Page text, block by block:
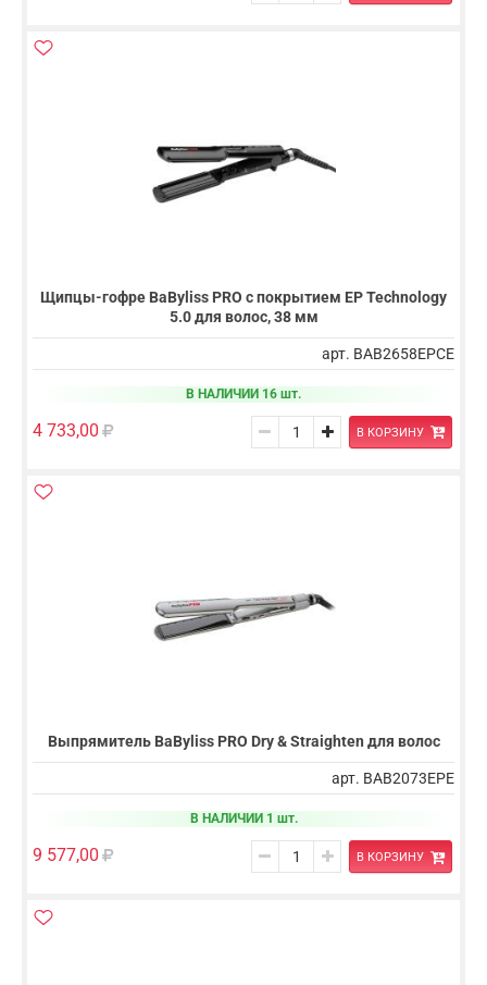
Щипцы-гофре BaByliss PRO с покрытием EP Technology
5.0 для волос, 38 мм
арт. BAB2658EPCE
В НАЛИЧИИ 16 шт.
4 733,00 В КОРЗИНУ
Выпрямитель BaByliss PRO Dry & Straighten для волос
арт. BAB2073EPE
В НАЛИЧИИ 1 шт.
9 577,00 В КОРЗИНУ